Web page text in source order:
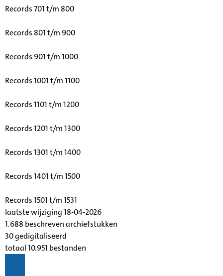
Records 701 t/m 800
Records 801 t/m 900
Records 901 t/m 1000
Records 1001 t/m 1100
Records 1101 t/m 1200
Records 1201 t/m 1300
Records 1301 t/m 1400
Records 1401 t/m 1500
Records 1501 t/m 1531
laatste wijziging 18-04-2026
1.688 beschreven archiefstukken
30 gedigitaliseerd
totaal 10.951 bestanden